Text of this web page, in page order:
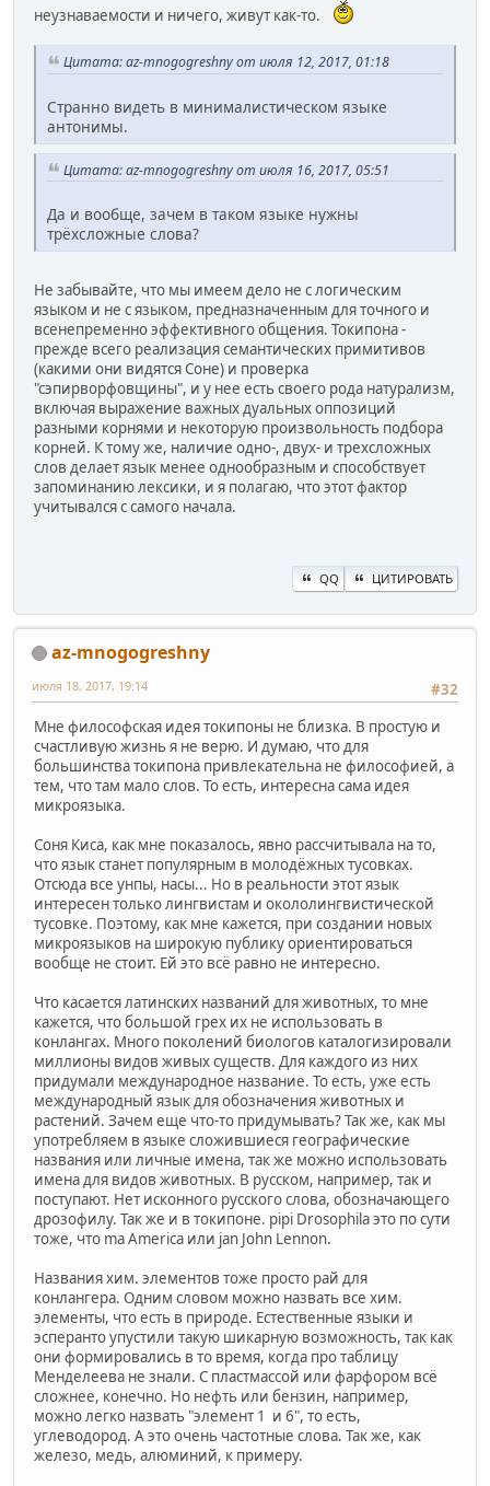
неузнаваемости и ничего, живут как-то.
Цитата: az-mnogogreshny от июля 12, 2017, 01:18
Странно видеть в минималистическом языке
антонимы.
Цитата: az-mnogogreshny от июля 16, 2017, 05:51
Да и вообще, зачем в таком языке нужны
трёхсложные слова?
Не забывайте, что мы имеем дело не с логическим
языком и не с языком, предназначенным для точного и
всенепременно эффективного общения. Токипона -
прежде всего реализация семантических примитивов
(какими они видятся Соне) и проверка
"сэпирворфовщины", и у нее есть своего рода натурализм,
включая выражение важных дуальных оппозиций
разными корнями и некоторую произвольность подбора
корней. К тому же, наличие одно-, двух- и трехсложных
слов делает язык менее однообразным и способствует
запоминанию лексики, и я полагаю, что этот фактор
учитывался с самого начала.
QQ ЦИТИРОВАТЬ
az-mnogogreshny
#32
июля 18, 2017, 19:14
Мне философская идея токипоны не близка. В простую и
счастливую жизнь я не верю. И думаю, что для
большинства токипона привлекательна не философией, а
тем, что там мало слов. То есть, интересна сама идея
микроязыка.
Соня Киса, как мне показалось, явно рассчитывала на то,
что язык станет популярным в молодёжных тусовках.
Отсюда все унпы, насы... Но в реальности этот язык
интересен только лингвистам и окололингвистической
тусовке. Поэтому, как мне кажется, при создании новых
микроязыков на широкую публику ориентироваться
вообще не стоит. Ей это всё равно не интересно.
Что касается латинских названий для животных, то мне
кажется, что большой грех их не использовать в
конлангах. Много поколений биологов каталогизировали
миллионы видов живых существ. Для каждого из них
придумали международное название. То есть, уже есть
международный язык для обозначения животных и
растений. Зачем еще что-то придумывать? Так же, как мы
употребляем в языке сложившиеся географические
названия или личные имена, так же можно использовать
имена для видов животных. В русском, например, так и
поступают. Нет исконного русского слова, обозначающего
дрозофилу. Так же и в токипоне. pipi Drosophila это по сути
тоже, что ma America или jan John Lennon.
Названия хим. элементов тоже просто рай для
конлангера. Одним словом можно назвать все хим.
элементы, что есть в природе. Естественные языки и
эсперанто упустили такую шикарную возможность, так как
они формировались в то время, когда про таблицу
Менделеева не знали. С пластмассой или фарфором всё
сложнее, конечно. Но нефть или бензин, например,
можно легко назвать "элемент 1 и 6", то есть,
углеводород. А это очень частотные слова. Так же, как
железо, медь, алюминий, к примеру.